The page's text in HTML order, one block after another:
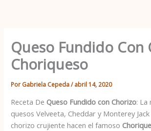
Queso Fundido Con
Choriqueso
Por Gabriela Cepeda/abril 14, 2020
Receta De Queso Fundido con Chorizo: La
quesos Velveeta, Cheddar y Monterey
chorizo crujiente hacen el famoso